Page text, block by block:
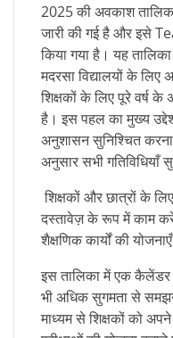
2025 की अवकाश तालिका
जारी की गई है और इसे
किया गया है। यह
मदरसा विद्यालयों के
शिक्षकों के लिए पूरे वर्ष के
है। इस पहल का मुख्य
अनुशासन सुनिश्चित
अनुसार सभी
शिक्षकों और छात्रों के
दस्तावेज़ के रूप में काम
शैक्षणिक कार्यों की
इस तालिका में एक कैलेंडर
भी अधिक सुगमता से
माध्यम से शिक्षकों को अपने